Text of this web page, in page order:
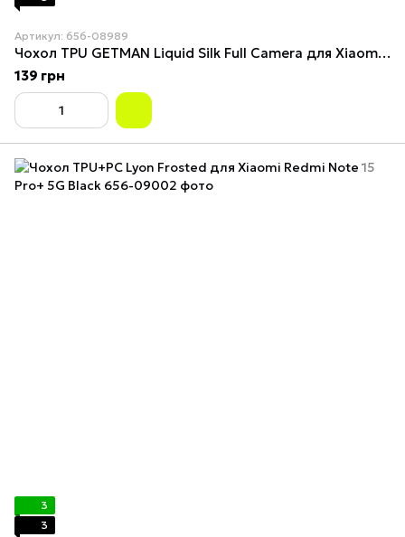
Артикул: 656-08989
Чохол TPU GETMAN Liquid Silk Full Camera для Xiaomi Redmi Note 15 Pro+ 5G Black
139 грн
3
3